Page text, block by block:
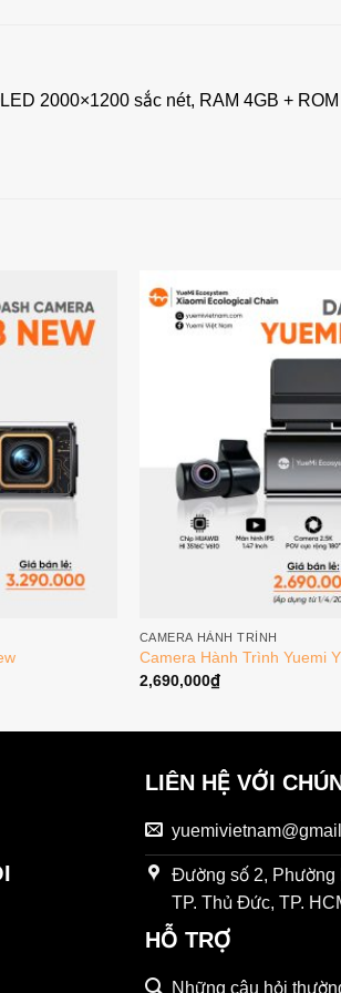
2000×1200 sắc nét, RAM 4GB +
CAMERA HÀNH TRÌNH
Camera Hành Trình Yuemi
2,690,000₫
LIÊN HỆ VỚI
Đường số 2, Phường
TP. Thủ Đức, TP.
HỖ TRỢ
Những câu hỏi